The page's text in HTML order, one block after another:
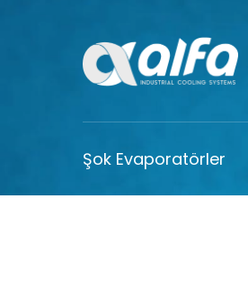
Şok Evaporatörler